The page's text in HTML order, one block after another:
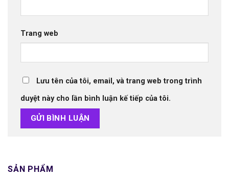
Trang web
Lưu tên của tôi, email, và trang web trong trình
duyệt này cho lần bình luận kế tiếp của tôi.
SẢN PHẨM